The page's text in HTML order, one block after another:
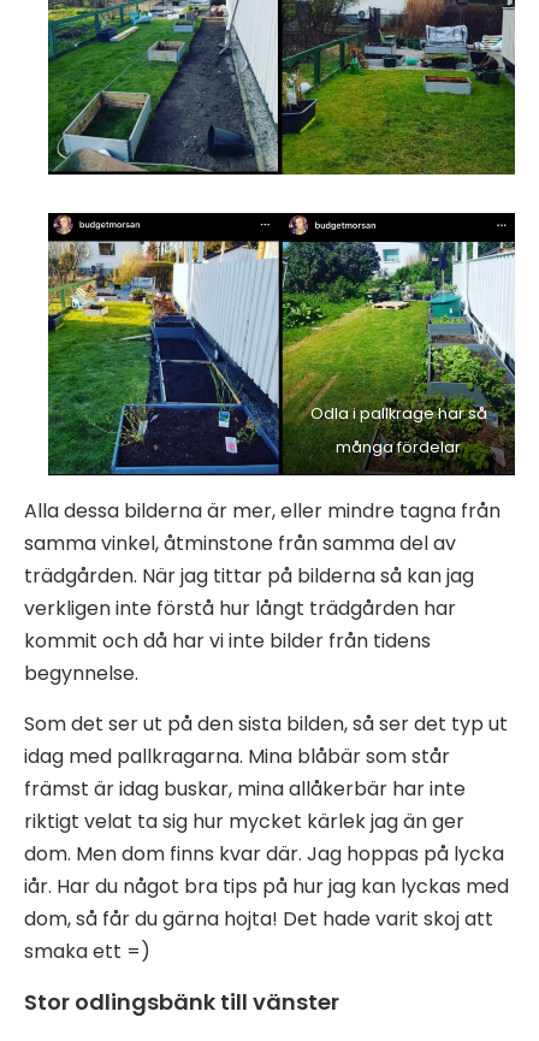
Odla i pallkrage har så
många fördelar
Alla dessa bilderna är mer, eller mindre tagna från
samma vinkel, åtminstone från samma del av
trädgården. När jag tittar på bilderna så kan jag
verkligen inte förstå hur långt trädgården har
kommit och då har vi inte bilder från tidens
begynnelse.
Som det ser ut på den sista bilden, så ser det typ ut
idag med pallkragarna. Mina blåbär som står
främst är idag buskar, mina allåkerbär har inte
riktigt velat ta sig hur mycket kärlek jag än ger
dom. Men dom finns kvar där. Jag hoppas på lycka
iår. Har du något bra tips på hur jag kan lyckas med
dom, så får du gärna hojta! Det hade varit skoj att
smaka ett =)
Stor odlingsbänk till vänster